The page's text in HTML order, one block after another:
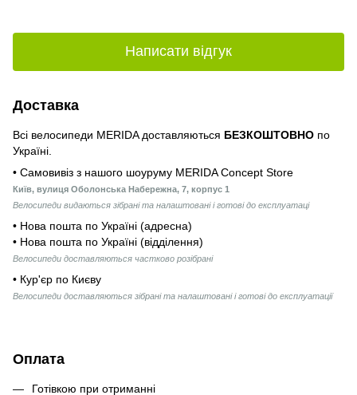
Написати відгук
Доставка
Всі велосипеди MERIDA доставляються БЕЗКОШТОВНО по
Україні.
• Самовивіз з нашого шоуруму MERIDA Concept Store
Київ, вулиця Оболонська Набережна, 7, корпус 1
Велосипеди видаються зібрані та налаштовані і готові до експлуатаці
• Нова пошта по Україні (адресна)
• Нова пошта по Україні (відділення)
Велосипеди доставляються частково розібрані
• Кур'єр по Києву
Велосипеди доставляються зібрані та налаштовані і готові до експлуатації
Оплата
Готівкою при отриманні